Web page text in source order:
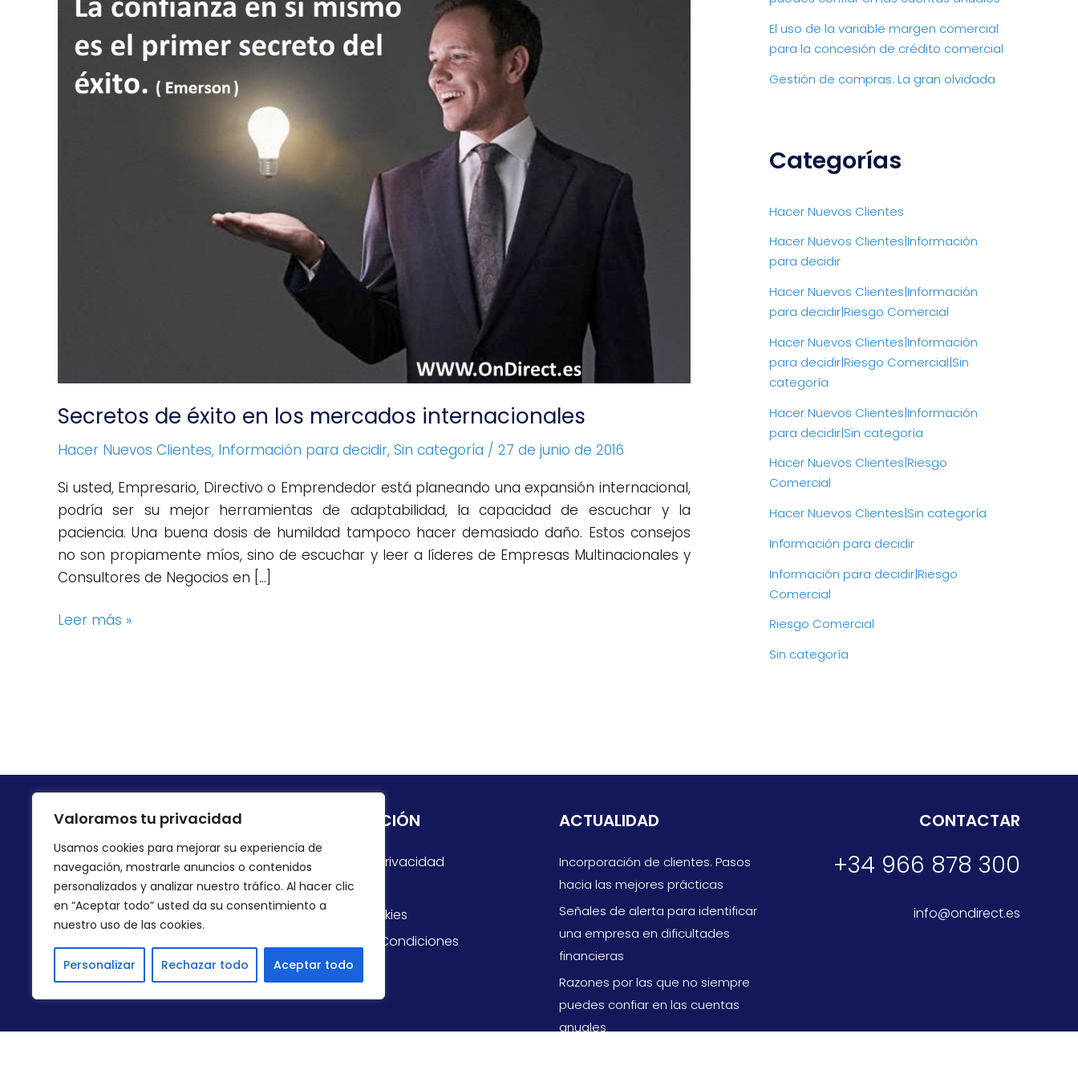
Valoramos tu privacidad
Usamos cookies para mejorar su experiencia de
navegación, mostrarle anuncios o contenidos
personalizados y analizar nuestro tráfico. Al hacer clic
en “Aceptar todo” usted da su consentimiento a
nuestro uso de las cookies.
Personalizar Rechazar todo Aceptar todo
Secretos de éxito en los mercados internacionales
Hacer Nuevos Clientes, Información para decidir, Sin categoría / 27 de junio de 2016
Si usted, Empresario, Directivo o Emprendedor está planeando una expansión internacional,
podría ser su mejor herramientas de adaptabilidad, la capacidad de escuchar y la
paciencia. Una buena dosis de humildad tampoco hacer demasiado daño. Estos consejos
no son propiamente míos, sino de escuchar y leer a líderes de Empresas Multinacionales y
Consultores de Negocios en […]
mercados
Leer más »
El uso de la variable margen comercial
para la concesión de crédito comercial
Gestión de compras. La gran olvidada
Categorías
Hacer Nuevos Clientes
Hacer Nuevos Clientes|Información
para decidir
Hacer Nuevos Clientes|Información
para decidir|Riesgo Comercial
Hacer Nuevos Clientes|Información
para decidir|Riesgo Comercial|Sin
categoría
Hacer Nuevos Clientes|Información
para decidir|Sin categoría
Hacer Nuevos Clientes|Riesgo
Comercial
Hacer Nuevos Clientes|Sin categoría
Información para decidir
Información para decidir|Riesgo
Comercial
Riesgo Comercial
Sin categoría
ONDIRECT GROUP
Avda Mediterráneo 1, 1º Pta2
03503 Benidorm
ALICANTE
CONÓCENOS
INFORMACIÓN
Política de Privacidad
Aviso Legal
Política Cookies
Términos y Condiciones
ACTUALIDAD
Incorporación de clientes. Pasos
hacia las mejores prácticas
Señales de alerta para identificar
una empresa en dificultades
financieras
Razones por las que no siempre
puedes confiar en las cuentas
anuales
CONTACTAR
+34 966 878 300
info@ondirect.es